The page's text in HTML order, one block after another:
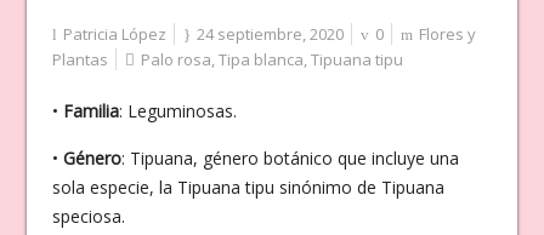
Patricia López 24 septiembre, 2020 0
Flores y
Plantas
Palo rosa,Tipa blanca,Tipuana tipu
• Familia: Leguminosas.
• Género: Tipuana, género botánico que incluye una
sola especie, la Tipuana tipu sinónimo de Tipuana
speciosa.